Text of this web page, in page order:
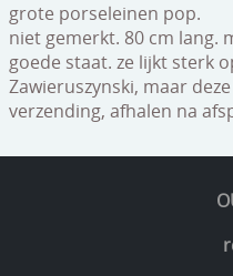
grote porseleinen pop.
niet gemerkt. 80 cm lang.
goede staat. ze lijkt sterk
Zawieruszynski, maar
verzending, afhalen na